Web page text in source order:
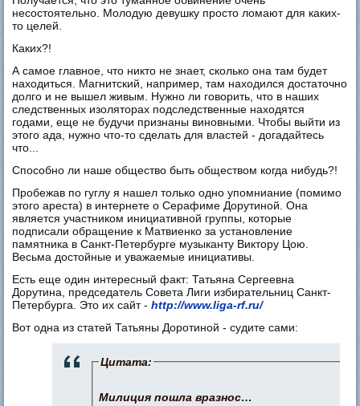
несостоятельно. Молодую девушку просто ломают для каких-
то целей.
Каких?!
А самое главное, что никто не знает, сколько она там будет
находиться. Магнитский, например, там находился достаточно
долго и не вышел живым. Нужно ли говорить, что в наших
следственных изоляторах подследственные находятся
годами, еще не будучи признаны виновными. Чтобы выйти из
этого ада, нужно что-то сделать для властей - догадайтесь
что...
Способно ли наше общество быть обществом когда нибудь?!
Пробежав по гуглу я нашел только одно упомниание (помимо
этого ареста) в интернете о Серафиме Дорутиной. Она
является участником инициативной группы, которые
подписали обращение к Матвиенко за установление
памятника в Санкт-Петербурге музыканту Виктору Цою.
Весьма достойные и уважаемые инициативы.
Есть еще один интересный факт: Татьяна Сергеевна
Дорутина, председатель Совета Лиги избирательниц Санкт-
Петербурга. Это их сайт -http://www.liga-rf.ru/
Вот одна из статей Татьяны Доротиной - судите сами:
Цитата:
Милиция пошла вразнос…